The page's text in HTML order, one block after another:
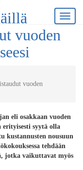
vuoden
vuoden
eli osakkaan vuoden
erityisesti syytä olla
kustannusten nousuun
tehdään
jotka vaikuttavat myös